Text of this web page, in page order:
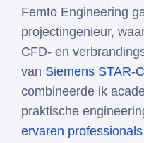
Femto Engineering
projectingenieur,
CFD- en
van Siemens STAR-
combineerde ik
praktische
ervaren professionals